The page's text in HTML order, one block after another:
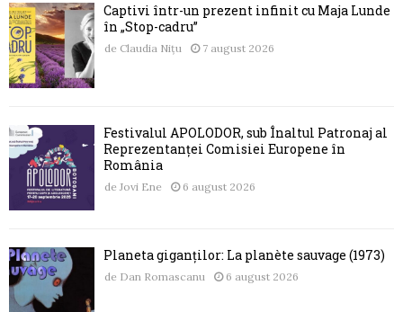
Captivi într-un prezent infinit cu Maja Lunde
în „Stop-cadru”
de Claudia Nițu 7 august 2026
Festivalul APOLODOR, sub Înaltul Patronaj al
Reprezentanței Comisiei Europene în
România
de Jovi Ene 6 august 2026
Planeta giganților: La planète sauvage (1973)
de Dan Romascanu 6 august 2026